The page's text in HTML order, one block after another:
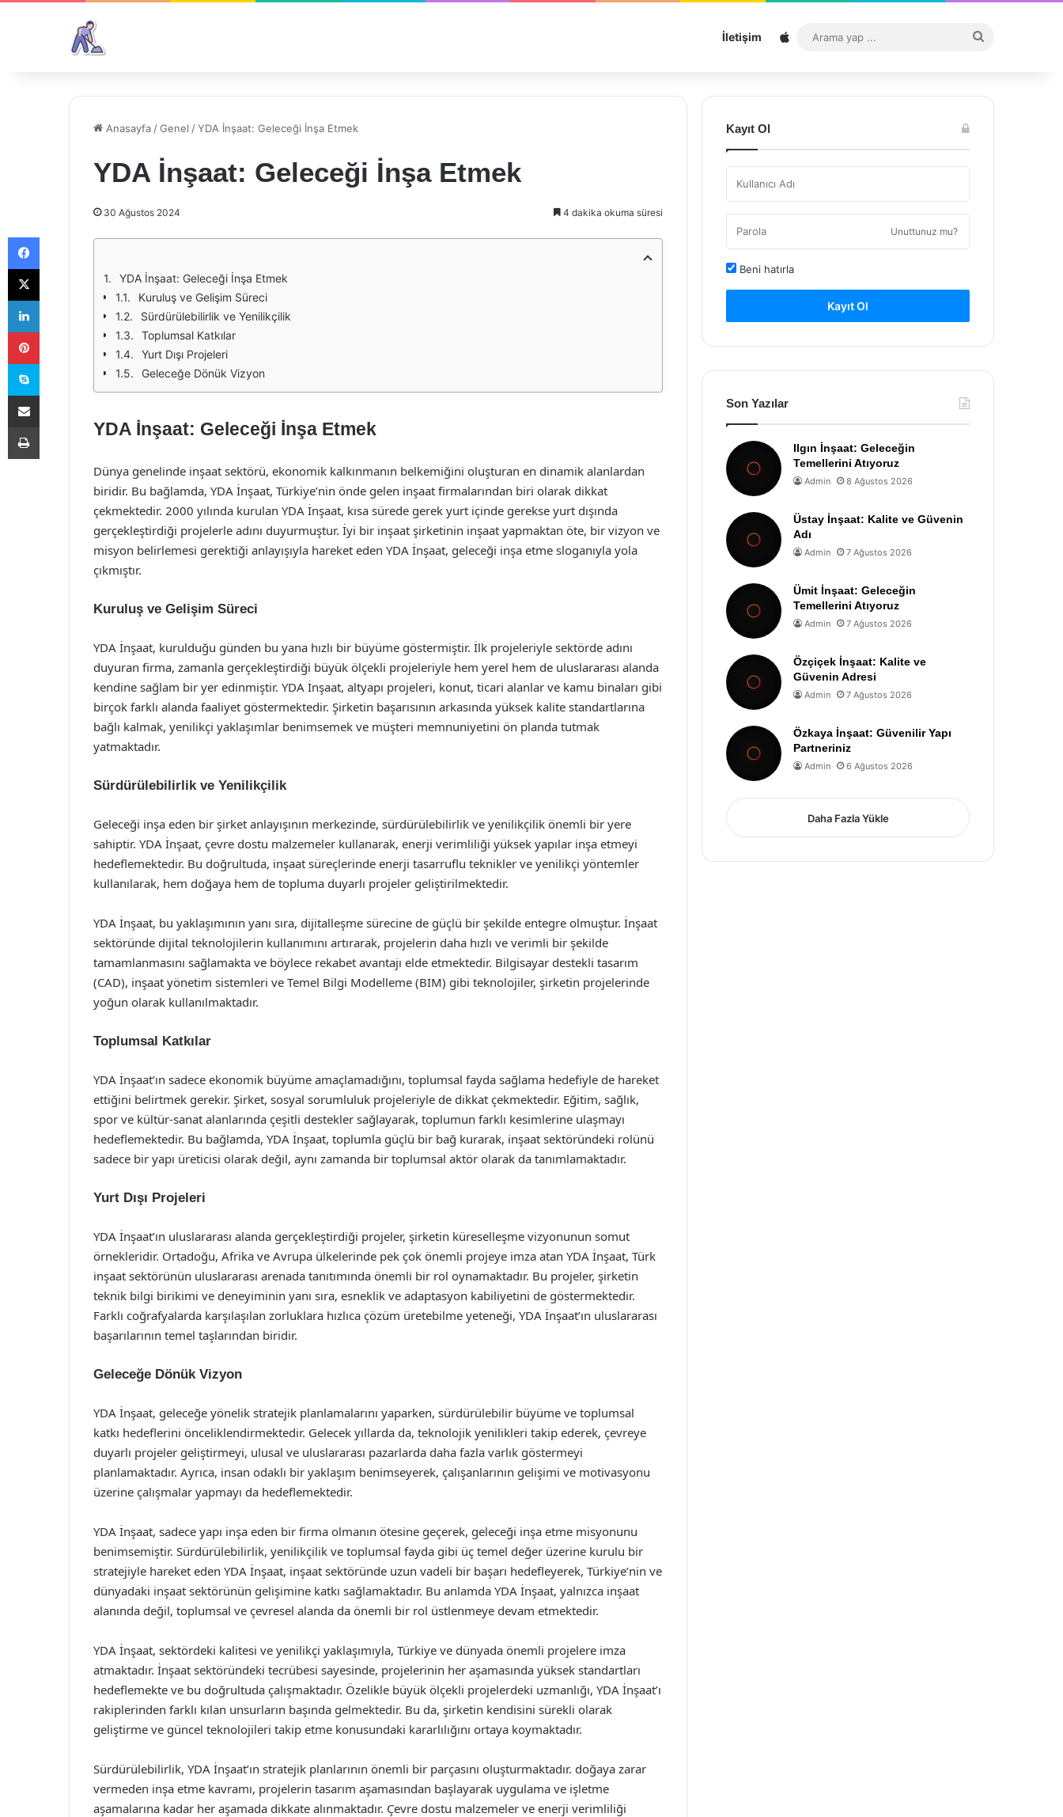
İletişim Sitemap
...
Anasayfa /Genel /YDA İnşaat: Geleceği İnşa Etmek
YDA İnşaat: Geleceği İnşa Etmek
30 Ağustos 2024 4 dakika okuma süresi
YDA İnşaat: Geleceği İnşa Etmek
Kuruluş ve Gelişim Süreci
Sürdürülebilirlik ve Yenilikçilik
Toplumsal Katkılar
Yurt Dışı Projeleri
Geleceğe Dönük Vizyon
YDA İnşaat: Geleceği İnşa Etmek
Dünya genelinde inşaat sektörü, ekonomik kalkınmanın belkemiğini oluşturan en dinamik alanlardan
biridir. Bu bağlamda, YDA İnşaat, Türkiye’nin önde gelen inşaat firmalarından biri olarak dikkat
çekmektedir. 2000 yılında kurulan YDA İnşaat, kısa sürede gerek yurt içinde gerekse yurt dışında
gerçekleştirdiği projelerle adını duyurmuştur. İyi bir inşaat şirketinin inşaat yapmaktan öte, bir vizyon ve
misyon belirlemesi gerektiği anlayışıyla hareket eden YDA İnşaat, geleceği inşa etme sloganıyla yola
çıkmıştır.
Kuruluş ve Gelişim Süreci
YDA İnşaat, kurulduğu günden bu yana hızlı bir büyüme göstermiştir. İlk projeleriyle sektörde adını
duyuran firma, zamanla gerçekleştirdiği büyük ölçekli projeleriyle hem yerel hem de uluslararası alanda
kendine sağlam bir yer edinmiştir. YDA İnşaat, altyapı projeleri, konut, ticari alanlar ve kamu binaları gibi
birçok farklı alanda faaliyet göstermektedir. Şirketin başarısının arkasında yüksek kalite standartlarına
bağlı kalmak, yenilikçi yaklaşımlar benimsemek ve müşteri memnuniyetini ön planda tutmak
yatmaktadır.
Sürdürülebilirlik ve Yenilikçilik
Geleceği inşa eden bir şirket anlayışının merkezinde, sürdürülebilirlik ve yenilikçilik önemli bir yere
sahiptir. YDA İnşaat, çevre dostu malzemeler kullanarak, enerji verimliliği yüksek yapılar inşa etmeyi
hedeflemektedir. Bu doğrultuda, inşaat süreçlerinde enerji tasarruflu teknikler ve yenilikçi yöntemler
kullanılarak, hem doğaya hem de topluma duyarlı projeler geliştirilmektedir.
YDA İnşaat, bu yaklaşımının yanı sıra, dijitalleşme sürecine de güçlü bir şekilde entegre olmuştur. İnşaat
sektöründe dijital teknolojilerin kullanımını artırarak, projelerin daha hızlı ve verimli bir şekilde
tamamlanmasını sağlamakta ve böylece rekabet avantajı elde etmektedir. Bilgisayar destekli tasarım
(CAD), inşaat yönetim sistemleri ve Temel Bilgi Modelleme (BIM) gibi teknolojiler, şirketin projelerinde
yoğun olarak kullanılmaktadır.
Toplumsal Katkılar
YDA İnşaat’ın sadece ekonomik büyüme amaçlamadığını, toplumsal fayda sağlama hedefiyle de hareket
ettiğini belirtmek gerekir. Şirket, sosyal sorumluluk projeleriyle de dikkat çekmektedir. Eğitim, sağlık,
spor ve kültür-sanat alanlarında çeşitli destekler sağlayarak, toplumun farklı kesimlerine ulaşmayı
hedeflemektedir. Bu bağlamda, YDA İnşaat, toplumla güçlü bir bağ kurarak, inşaat sektöründeki rolünü
sadece bir yapı üreticisi olarak değil, aynı zamanda bir toplumsal aktör olarak da tanımlamaktadır.
Yurt Dışı Projeleri
YDA İnşaat’ın uluslararası alanda gerçekleştirdiği projeler, şirketin küreselleşme vizyonunun somut
örnekleridir. Ortadoğu, Afrika ve Avrupa ülkelerinde pek çok önemli projeye imza atan YDA İnşaat, Türk
inşaat sektörünün uluslararası arenada tanıtımında önemli bir rol oynamaktadır. Bu projeler, şirketin
teknik bilgi birikimi ve deneyiminin yanı sıra, esneklik ve adaptasyon kabiliyetini de göstermektedir.
Farklı coğrafyalarda karşılaşılan zorluklara hızlıca çözüm üretebilme yeteneği, YDA İnşaat’ın uluslararası
başarılarının temel taşlarından biridir.
Geleceğe Dönük Vizyon
YDA İnşaat, geleceğe yönelik stratejik planlamalarını yaparken, sürdürülebilir büyüme ve toplumsal
katkı hedeflerini önceliklendirmektedir. Gelecek yıllarda da, teknolojik yenilikleri takip ederek, çevreye
duyarlı projeler geliştirmeyi, ulusal ve uluslararası pazarlarda daha fazla varlık göstermeyi
planlamaktadır. Ayrıca, insan odaklı bir yaklaşım benimseyerek, çalışanlarının gelişimi ve motivasyonu
üzerine çalışmalar yapmayı da hedeflemektedir.
YDA İnşaat, sadece yapı inşa eden bir firma olmanın ötesine geçerek, geleceği inşa etme misyonunu
benimsemiştir. Sürdürülebilirlik, yenilikçilik ve toplumsal fayda gibi üç temel değer üzerine kurulu bir
stratejiyle hareket eden YDA İnşaat, inşaat sektöründe uzun vadeli bir başarı hedefleyerek, Türkiye’nin ve
dünyadaki inşaat sektörünün gelişimine katkı sağlamaktadır. Bu anlamda YDA İnşaat, yalnızca inşaat
alanında değil, toplumsal ve çevresel alanda da önemli bir rol üstlenmeye devam etmektedir.
YDA İnşaat, sektördeki kalitesi ve yenilikçi yaklaşımıyla, Türkiye ve dünyada önemli projelere imza
atmaktadır. İnşaat sektöründeki tecrübesi sayesinde, projelerinin her aşamasında yüksek standartları
hedeflemekte ve bu doğrultuda çalışmaktadır. Özelikle büyük ölçekli projelerdeki uzmanlığı, YDA İnşaat’ı
rakiplerinden farklı kılan unsurların başında gelmektedir. Bu da, şirketin kendisini sürekli olarak
geliştirme ve güncel teknolojileri takip etme konusundaki kararlılığını ortaya koymaktadır.
Sürdürülebilirlik, YDA İnşaat’ın stratejik planlarının önemli bir parçasını oluşturmaktadır. doğaya zarar
vermeden inşa etme kavramı, projelerin tasarım aşamasından başlayarak uygulama ve işletme
aşamalarına kadar her aşamada dikkate alınmaktadır. Çevre dostu malzemeler ve enerji verimliliği
Kayıt Ol
Unuttunuz mu?
Beni hatırla
Kayıt Ol
Son Yazılar
Ilgın İnşaat: Geleceğin
Temellerini Atıyoruz
Admin 8 Ağustos 2026
Üstay İnşaat: Kalite ve Güvenin
Adı
Admin 7 Ağustos 2026
Ümit İnşaat: Geleceğin
Temellerini Atıyoruz
Admin 7 Ağustos 2026
Özçiçek İnşaat: Kalite ve
Güvenin Adresi
Admin 7 Ağustos 2026
Özkaya İnşaat: Güvenilir Yapı
Partneriniz
Admin 6 Ağustos 2026
Daha Fazla Yükle
Facebook
X
LinkedIn
Pinterest
Skype
E-Posta ile paylaş